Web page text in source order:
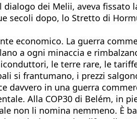
dialogo dei Melii, aveva
secoli dopo, lo Stretto di
economico. La guerra
a ogni minaccia e
le terre rare, le
si frantumano, i prezzi
davvero in una guerra
Alla COP30 di Belém, in
non li nomina nemmeno. È